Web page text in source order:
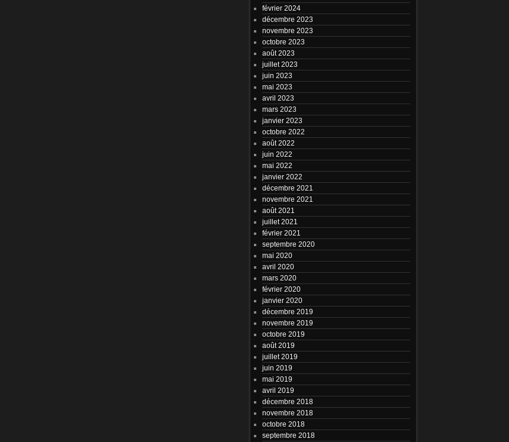
février 2024
décembre 2023
novembre 2023
octobre 2023
août 2023
juillet 2023
juin 2023
mai 2023
avril 2023
mars 2023
janvier 2023
octobre 2022
août 2022
juin 2022
mai 2022
janvier 2022
décembre 2021
novembre 2021
août 2021
juillet 2021
février 2021
septembre 2020
mai 2020
avril 2020
mars 2020
février 2020
janvier 2020
décembre 2019
novembre 2019
octobre 2019
août 2019
juillet 2019
juin 2019
mai 2019
avril 2019
décembre 2018
novembre 2018
octobre 2018
septembre 2018